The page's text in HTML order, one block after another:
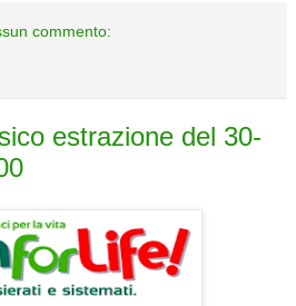
commento:
estrazione del 30-